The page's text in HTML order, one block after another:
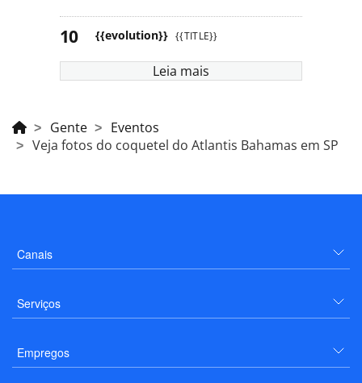
{{evolution}} {{TITLE}}
Leia mais
Gente
Eventos
Veja fotos do coquetel do Atlantis Bahamas em SP
Canais
Serviços
Empregos